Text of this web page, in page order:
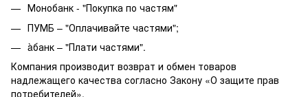
Монобанк - "Покупка по частям"
ПУМБ – "Оплачивайте частями";
àбанк – "Плати частями".
Компания производит возврат и обмен товаров
надлежащего качества согласно Закону «О защите прав
потребителей».